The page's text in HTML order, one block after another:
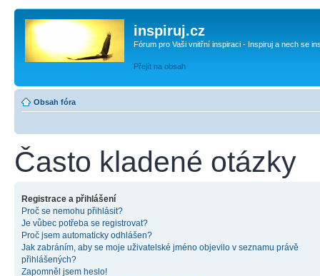
inspiruj.cz
Fórum pro Vaši vnitřní inspiraci - Inspiruj a nech se
Přejít na obsah
Obsah fóra
Často kladené otázky
Registrace a přihlášení
Proč se nemohu přihlásit?
Je vůbec potřeba se registrovat?
Proč jsem automaticky odhlášen?
Jak zabráním, aby se moje uživatelské jméno objevilo v seznamu právě
přihlášených?
Zapomněl jsem heslo!